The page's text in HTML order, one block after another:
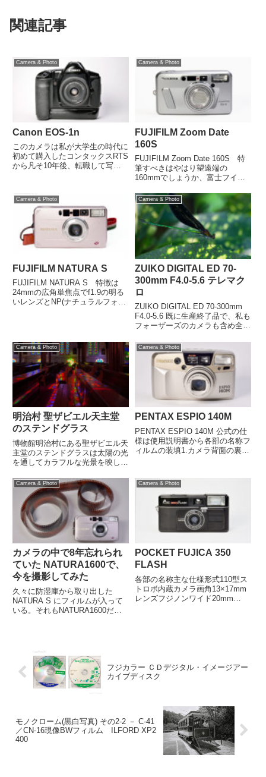
関連記事
Camera & Photo
Canon EOS-1n
このカメラは私が大学生の時代に
初めて購入したコンタックスRTS
から凡そ10年後、転職して写真
メラです。2017年6月にこのカメ
ラではよくあるバッテリーの残量
があるにもかかわらず b...
Camera & Photo
FUJIFILM Zoom Date
160S
FUJIFILM Zoom Date 160S 特
筆すべきはやはり望遠端の
160mmでしょうか、富士フイル
一番です。もう一つマクロモード
というのもありますf=160mm固
定で撮影距離が0.65m～1.3m
Camera & Photo
FUJIFILM NATURA S
FUJIFILM NATURA S 特徴は
24mmの広角単焦点でf1.9の明る
いレンズとNP(ナチュラルフォト)
Camera & Photo
ZUIKO DIGITAL ED 70-
300mm F4.0-5.6 テレマク
ロ
ZUIKO DIGITAL ED 70-300mm
F4.0-5.6 既に生産終了品で、私も
フォーザーズのカメラも含め全て
ーサーズでは換算600mmまでの
超望遠ズームレンズとなり、等倍
相当のテレマクロ撮影も出来...
Camera & Photo
明治村 聖ザビエル天主堂
のステンドグラス
博物館明治村にある聖ザビエル天
主堂のステンドグラスは太陽の光
を通してカラフルな光景を映し出
県犬山市 博物館明治村
Camera & Photo
PENTAX ESPIO 140M
PENTAX ESPIO 140M 公式の仕
様は使用説明書から各部の名称フ
ィルムの装填1.カメラ背面の裏蓋
れるときは、直射日光が当たらな
い場所で行いましょう。2.裏蓋を
手前に引いて...
Camera & Photo
カメラの中で8年忘れられ
ていた NATURA1600で、
今を撮影してみた
久々に防湿庫から取り出した
NATURA S にフィルムが入って
いる。それもNATURA1600だっ
るはずでし...
Camera & Photo
POCKET FUJICA 350
FLASH
各部の名称主な仕様形式110型ス
トロボ内蔵カメラ画角13×17mm
レンズフジノンワイド20mm
フジカラー ＣＤデジタル・イメージアー
カイブディスク
モノクローム(黒白写真) その2-2 － C-41
／CN-16現像BWフィルム ILFORD XP2
400